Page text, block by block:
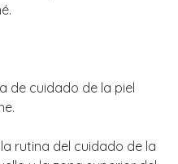
de cuidado de la piel
rutina del cuidado de la